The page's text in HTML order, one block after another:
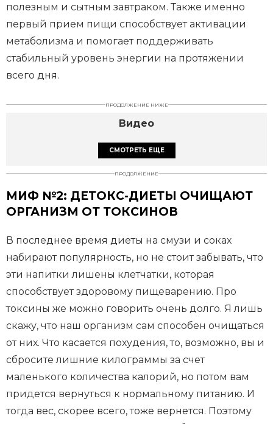
полезным и сытным завтраком. Также именно
первый прием пищи способствует активации
метаболизма и помогает поддерживать
стабильный уровень энергии на протяжении
всего дня.
ПРОДОЛЖЕНИЕ НИЖЕ
Видео
СМОТРЕТЬ ЕЩЕ
ПРОДОЛЖЕНИЕ
МИФ №2: ДЕТОКС-ДИЕТЫ ОЧИЩАЮТ
ОРГАНИЗМ ОТ ТОКСИНОВ
В последнее время диеты на смузи и соках
набирают популярность, но не стоит забывать, что
эти напитки лишены клетчатки, которая
способствует здоровому пищеварению. Про
токсины же можно говорить очень долго. Я лишь
скажу, что наш организм сам способен очищаться
от них. Что касается похудения, то, возможно, вы и
сбросите лишние килограммы за счет
маленького количества калорий, но потом вам
придется вернуться к нормальному питанию. И
тогда вес, скорее всего, тоже вернется. Поэтому